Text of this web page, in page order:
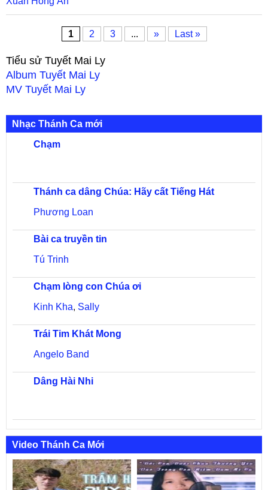
1 2 3 ... » Last »
Tiểu sử Tuyết Mai Ly
Album Tuyết Mai Ly
MV Tuyết Mai Ly
Nhạc Thánh Ca mới
Chạm
Thánh ca dâng Chúa: Hãy cất Tiếng Hát
Phương Loan
Bài ca truyền tin
Tú Trinh
Chạm lòng con Chúa ơi
Kinh Kha, Sally
Trái Tim Khát Mong
Angelo Band
Dâng Hài Nhi
Video Thánh Ca Mới